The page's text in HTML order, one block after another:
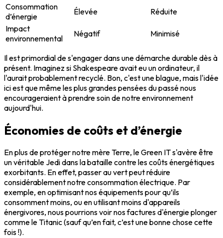
Consommation
d’énergie
Élevée
Réduite
Impact
environnemental
Négatif Minimisé
Il est primordial de s'engager dans une démarche durable dès à
présent. Imaginez si Shakespeare avait eu un ordinateur, il
l'aurait probablement recyclé. Bon, c'est une blague, mais l'idée
ici est que même les plus grandes pensées du passé nous
encourageraient à prendre soin de notre environnement
aujourd'hui.
Économies de coûts et d’énergie
En plus de protéger notre mère Terre, le Green IT s'avère être
un véritable Jedi dans la bataille contre les coûts énergétiques
exorbitants. En effet, passer au vert peut réduire
considérablement notre consommation électrique. Par
exemple, en optimisant nos équipements pour qu’ils
consomment moins, ou en utilisant moins d'appareils
énergivores, nous pourrions voir nos factures d'énergie plonger
comme le Titanic (sauf qu’en fait, c’est une bonne chose cette
fois !).